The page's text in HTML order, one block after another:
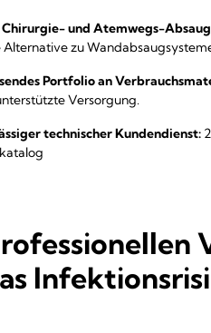
Chirurgie- und Atemwegs-
zu
Portfolio an
Versorgung.
technischer Kundendienst: